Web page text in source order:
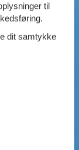
til
dit samtykke